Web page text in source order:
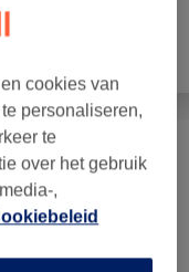
vanaf €40
vanaf €5
cookies van
personaliseren,
te
over het gebruik
,